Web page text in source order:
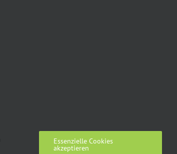
Essenzielle Cookies
akzeptieren